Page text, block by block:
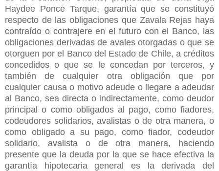
Haydee Ponce Tarque, garantía que se constituyó
respecto de las obligaciones que Zavala Rejas haya
contraído o contrajere en el futuro con el Banco, las
obligaciones derivadas de avales otorgadas o que se
otorguen por el Banco del Estado de Chile, a créditos
concedidos o que se le concedan por terceros, y
también de cualquier otra obligación que por
cualquier causa o motivo adeude o llegare a adeudar
al Banco, sea directa o indirectamente, como deudor
principal o como obligados al pago, como fiadores,
codeudores solidarios, avalistas o de otra manera, o
como obligado a su pago, como fiador, codeudor
solidario, avalista o de otra manera, haciendo
presente que la deuda por la que se hace efectiva la
garantía hipotecaria general es la derivada del